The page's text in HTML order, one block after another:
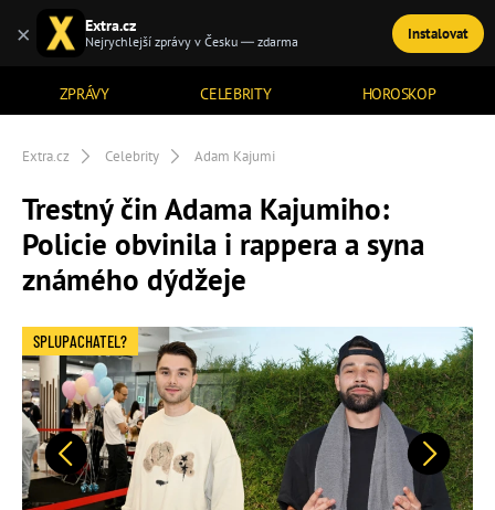
ZPRÁVY CELEBRITY HOROSKOP
TÉMATA
Extra.cz Celebrity Adam Kajumi
Trestný čin Adama Kajumiho:
Policie obvinila i rappera a syna
známého dýdžeje
Předchozí Další
SPLUPACHATEL?
× Extra.cz
Nejrychlejší zprávy v Česku — zdarma Instalovat